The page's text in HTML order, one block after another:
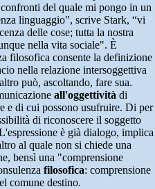
del quale mi pongo in un
linguaggio", scrive Stark, “vi
delle cose; tutta la nostra
nella vita sociale". È
filosofica consente la definizione
nella relazione intersoggettiva
può, ascoltando, fare sua.
all'oggettività di
e di cui possono usufruire. Di per
di riconoscere il soggetto
è già dialogo, implica
al quale non si chiede una
bensì una "comprensione
filosofica: comprensione
comune destino.